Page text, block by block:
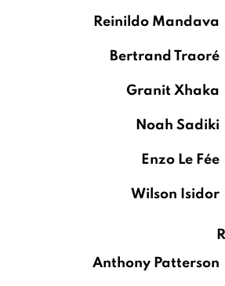
Reinildo Mandava
Bertrand Traoré
Granit Xhaka
Noah Sadiki
Enzo Le Fée
Wilson Isidor
Anthony Patterson